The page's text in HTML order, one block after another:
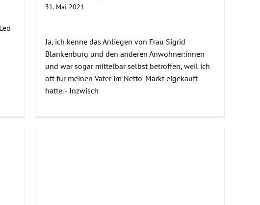
31. Mai 2021
Ja, ich kenne das Anliegen von Frau Sigrid
Blankenburg und den anderen Anwohner:innen
und war sogar mittelbar selbst betroffen, weil ich
oft für meinen Vater im Netto-Markt eigekauft
hatte. - Inzwisch